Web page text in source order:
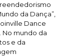
da Dança”,
Dance
No mundo da
e da